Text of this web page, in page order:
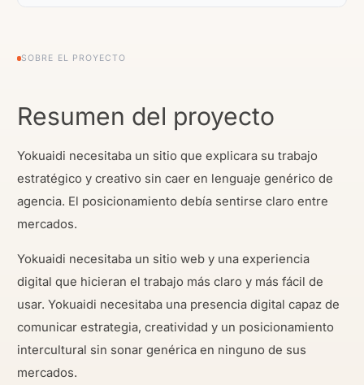
SOBRE EL PROYECTO
Resumen del proyecto
Yokuaidi necesitaba un sitio que explicara su trabajo
estratégico y creativo sin caer en lenguaje genérico de
agencia. El posicionamiento debía sentirse claro entre
mercados.
Yokuaidi necesitaba un sitio web y una experiencia
digital que hicieran el trabajo más claro y más fácil de
usar. Yokuaidi necesitaba una presencia digital capaz de
comunicar estrategia, creatividad y un posicionamiento
intercultural sin sonar genérica en ninguno de sus
mercados.